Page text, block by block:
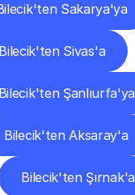
Sakarya'ya
Bilecik'ten Sivas'a
Bilecik'ten Şanlıurfa'ya
Bilecik'ten Aksaray'a
Bilecik'ten Şırnak'a